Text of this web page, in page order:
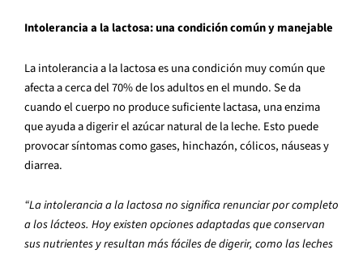
Intolerancia a la lactosa: una condición común y manejable
La intolerancia a la lactosa es una condición muy común que
afecta a cerca del 70% de los adultos en el mundo. Se da
cuando el cuerpo no produce suficiente lactasa, una enzima
que ayuda a digerir el azúcar natural de la leche. Esto puede
provocar síntomas como gases, hinchazón, cólicos, náuseas y
diarrea.
“La intolerancia a la lactosa no significa renunciar por completo
a los lácteos. Hoy existen opciones adaptadas que conservan
sus nutrientes y resultan más fáciles de digerir, como las leches